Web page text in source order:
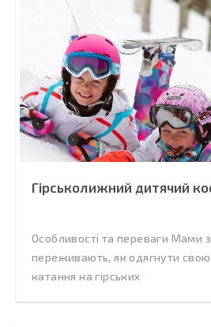
Гірськолижний дитячий
Особливості та переваги Мами
переживають, як одягнути
катання на гірських